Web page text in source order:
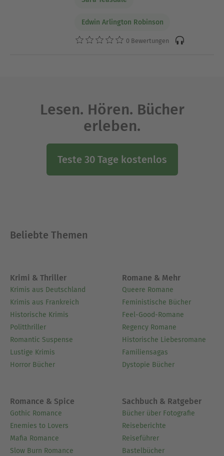
Edwin Arlington Robinson
0 Bewertungen
Lesen. Hören. Bücher
erleben.
Teste 30 Tage kostenlos
Beliebte Themen
Krimi & Thriller
Krimis aus Deutschland
Krimis aus Frankreich
Historische Krimis
Politthriller
Romantic Suspense
Lustige Krimis
Horror Bücher
Romane & Mehr
Queere Romane
Feministische Bücher
Feel-Good-Romane
Regency Romane
Historische Liebesromane
Familiensagas
Dystopie Bücher
Romance & Spice
Gothic Romance
Enemies to Lovers
Mafia Romance
Slow Burn Romance
Sachbuch & Ratgeber
Bücher über Fotografie
Reiseberichte
Reiseführer
Bastelbücher